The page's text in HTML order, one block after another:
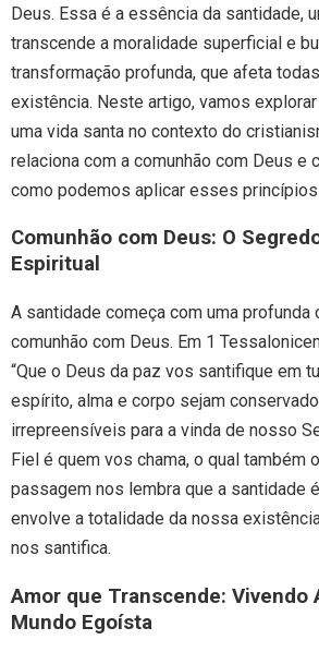
Deus. Essa é a essência da santidade,
transcende a moralidade superficial e
transformação profunda, que afeta
existência. Neste artigo, vamos
uma vida santa no contexto do
relaciona com a comunhão com Deus e
como podemos aplicar esses
Comunhão com Deus: O
Espiritual
A santidade começa com uma profunda
comunhão com Deus. Em 1
“Que o Deus da paz vos santifique em
espírito, alma e corpo sejam
irrepreensíveis para a vinda de nosso
Fiel é quem vos chama, o qual também
passagem nos lembra que a santidade
envolve a totalidade da nossa
nos santifica.
Amor que Transcende: Vivendo
Mundo Egoísta